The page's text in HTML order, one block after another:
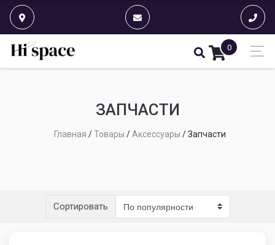
0
ЗАПЧАСТИ
Главная /Товары /Аксессуары /Запчасти
Сортировать